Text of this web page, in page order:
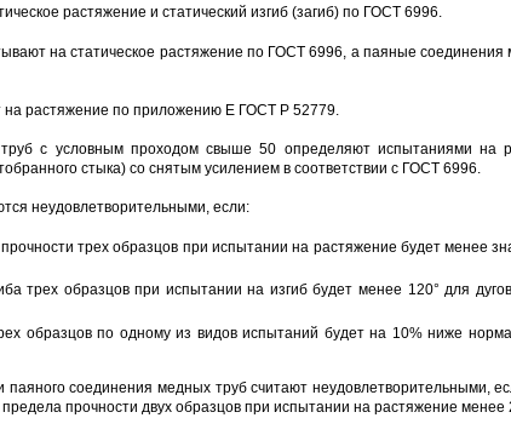
растяжение и статический изгиб (загиб) по ГОСТ 6996.
на статическое растяжение по ГОСТ 6996, а паяные
на растяжение по приложению Е ГОСТ Р 52779.
труб с условным проходом свыше 50 определяют испытаниями на
стыка) со снятым усилением в соответствии с ГОСТ 6996.
неудовлетворительными, если:
трех образцов при испытании на растяжение будет менее
трех образцов при испытании на изгиб будет менее 120° для
образцов по одному из видов испытаний будет на 10% ниже
паяного соединения медных труб считают неудовлетворительными,
прочности двух образцов при испытании на растяжение менее